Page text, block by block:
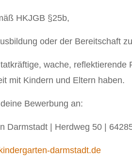
HKJGB §25b,
oder der Bereitschaft
wache,
mit Kindern und Eltern haben.
Bewerbung an:
Darmstadt | Herdweg 50 |
darmstadt.de